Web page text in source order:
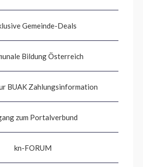
Gemeinde-Deals
Bildung Österreich
BUAK Zahlungsinformation
zum Portalverbund
kn-FORUM